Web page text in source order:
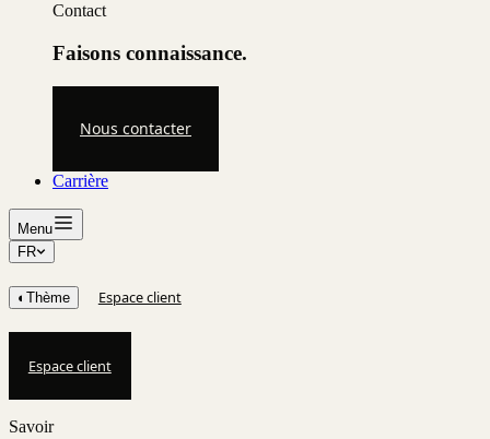
Contact
Faisons connaissance.
Nous contacter
Carrière
Menu
FR
◐ Thème Espace client
Espace client
Savoir